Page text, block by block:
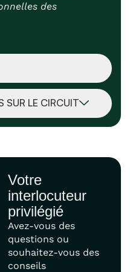
SUR LE CIRCUIT
des
Votre
interlocuteur
privilégié
Avez-vous des
questions ou
souhaitez-vous des
conseils